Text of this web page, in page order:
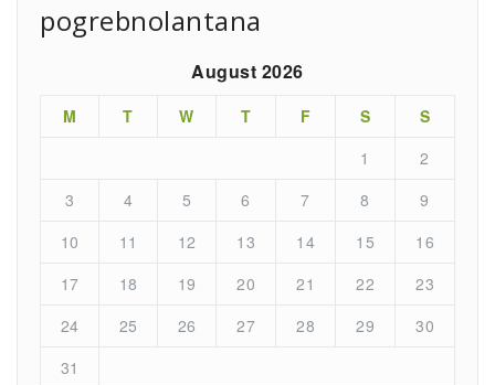
pogrebnolantana
August 2026
M T W T F S S
1
2
3
4 5 6 7 8
9
10
11 12 13 14 15
16
17
18 19 20 21 22
23
24
25 26 27 28 29
30
31